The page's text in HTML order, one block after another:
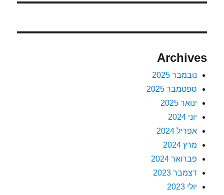
Archives
נובמבר 2025
ספטמבר 2025
ינואר 2025
יוני 2024
אפריל 2024
מרץ 2024
פברואר 2024
דצמבר 2023
יולי 2023